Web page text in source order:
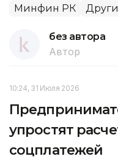
Минфин РК
без автора
Автор
10:24, 31 Июля 2026
упростят
соцплатежей